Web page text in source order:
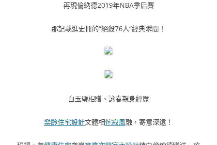
再現倫納德2019年NBA季后賽
那記載進史冊的“絕殺76人”經典瞬間！
白玉璧相贈、詠春親身經歷
樂齡住宅設計文體相侘寂風融，寄意深遠！